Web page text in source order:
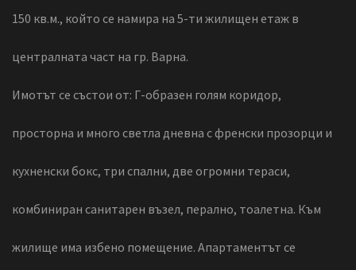
150 кв.м., който се намира на 5-ти жилищен етаж в
централната част на гр. Варна.
Имотът се състои от: Г-образен голям коридор,
просторна и много светла дневна с френски прозорци и
кухненски бокс, три спални, две огромни тераси,
комбиниран санитарен възел, перално, тоалетна. Към
жилище има избено помещение. Апартаментът се